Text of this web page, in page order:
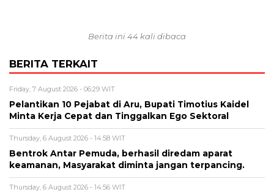
Berita ini 44 kali dibaca
BERITA TERKAIT
Friday, 7 August 2026 - 06:29 WIT
Pelantikan 10 Pejabat di Aru, Bupati Timotius Kaidel
Minta Kerja Cepat dan Tinggalkan Ego Sektoral
Thursday, 6 August 2026 - 14:58 WIT
Bentrok Antar Pemuda, berhasil diredam aparat
keamanan, Masyarakat diminta jangan terpancing.
Thursday, 6 August 2026 - 14:56 WIT